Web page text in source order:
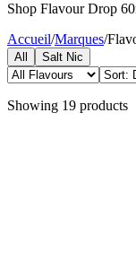
Shop Flavour Drop
Accueil/Marques/
All Salt Nic
Showing 19 products